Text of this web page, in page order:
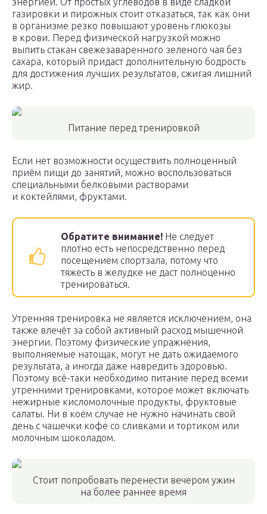
газировки и пирожных стоит отказаться, так как они
в организме резко повышают уровень глюкозы
в крови. Перед физической нагрузкой можно
выпить стакан свежезаваренного зеленого чая без
сахара, который придаст дополнительную бодрость
для достижения лучших результатов, сжигая лишний
жир.
Питание перед тренировкой
Если нет возможности осуществить полноценный
приём пищи до занятий, можно воспользоваться
специальными белковыми растворами
и коктейлями, фруктами.
Обратите внимание! Не следует
плотно есть непосредственно перед
посещением спортзала, потому что
тяжесть в желудке не даст полноценно
тренироваться.
Утренняя тренировка не является исключением, она
также влечёт за собой активный расход мышечной
энергии. Поэтому физические упражнения,
выполняемые натощак, могут не дать ожидаемого
результата, а иногда даже навредить здоровью.
Поэтому всё-таки необходимо питание перед всеми
утренними тренировками, которое может включать
нежирные кисломолочные продукты, фруктовые
салаты. Ни в коем случае не нужно начинать свой
день с чашечки кофе со сливками и тортиком или
молочным шоколадом.
Стоит попробовать перенести вечером ужин
на более раннее время